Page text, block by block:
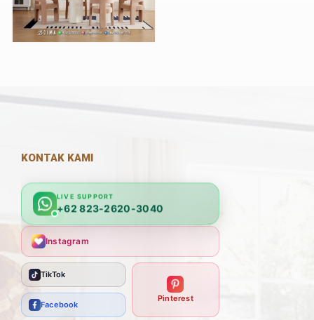
KONTAK KAMI
LIVE SUPPORT
+62 823-2620-3040
Instagram
TikTok
Facebook
Pinterest